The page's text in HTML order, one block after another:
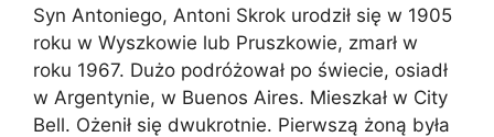
Syn Antoniego, Antoni Skrok urodził się w 1905
roku w Wyszkowie lub Pruszkowie, zmarł w
roku 1967. Dużo podróżował po świecie, osiadł
w Argentynie, w Buenos Aires. Mieszkał w City
Bell. Ożenił się dwukrotnie. Pierwszą żoną była